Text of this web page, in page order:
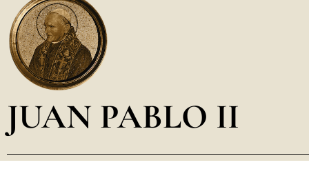
POLSKI
العربيّة
JUAN PABLO II